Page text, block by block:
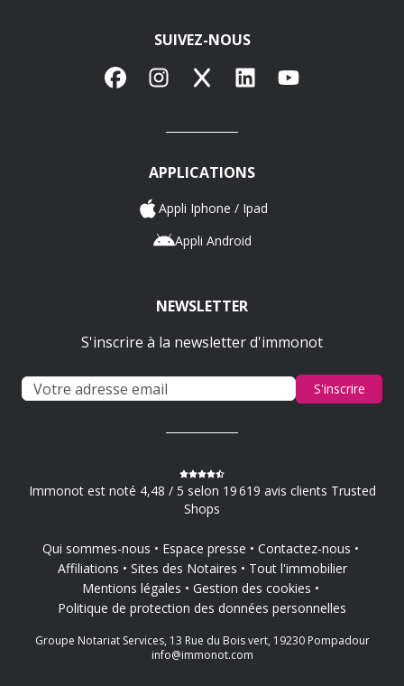
SUIVEZ-NOUS
FacebookInstagram
X LinkedInYouTube
APPLICATIONS
Appli Iphone / Ipad
Appli Android
NEWSLETTER
S'inscrire à la newsletter d'immonot
S'inscrire
Immonot est noté 4,48 / 5 selon 19 619 avis clients Trusted
Shops
Qui sommes-nous Espace presse
Contactez-nous
Affiliations
Sites des Notaires
Tout l'immobilier
Mentions légales
Gestion des cookies
Politique de protection des données personnelles
Groupe Notariat Services, 13 Rue du Bois vert, 19230 Pompadour
info@immonot.com